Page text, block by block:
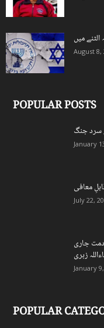
August 8,
POPULAR POSTS
جنگ
January
July 22,
جاری
زہری
January
POPULAR